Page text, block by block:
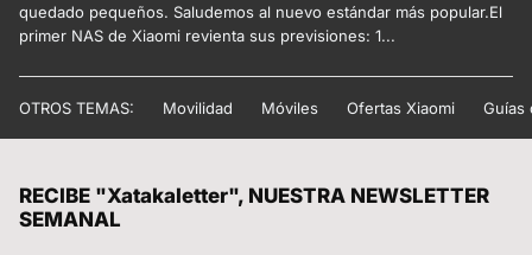
quedado pequeños. Saludemos al nuevo estándar más popular.El
primer NAS de Xiaomi revienta sus previsiones: 1...
OTROS TEMAS: Movilidad Móviles Ofertas Xiaomi Guías
RECIBE "Xatakaletter", NUESTRA NEWSLETTER
SEMANAL